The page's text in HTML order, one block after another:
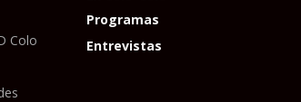
Colo
Programas
Entrevistas